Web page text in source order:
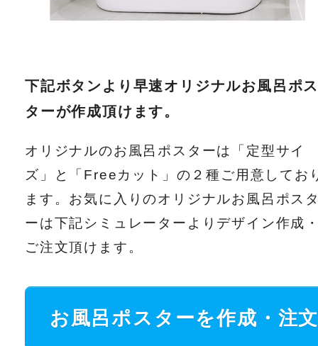
下記ボタンより早速オリジナルお風呂ポ
ターが作成頂けます。
オリジナルのお風呂ポスターは「定型サイ
ズ」と「Freeカット」の２種ご用意してお
ます。お気に入りのオリジナルお風呂ポス
ーは下記シミュレーターよりデザイン作成
ご注文頂けます。
お風呂ポスターを作成・注